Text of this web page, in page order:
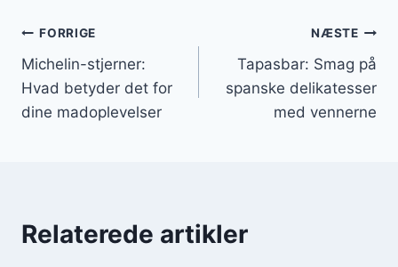
Indlægsnavigation
FORRIGE
Michelin-stjerner:
Hvad betyder det for
dine madoplevelser
NÆSTE
Tapasbar: Smag på
spanske delikatesser
med vennerne
Relaterede artikler